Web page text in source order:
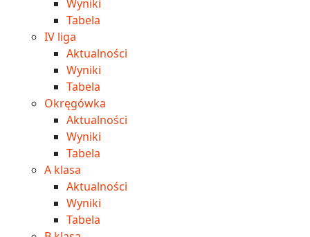
Wyniki
Tabela
IV liga
Aktualności
Wyniki
Tabela
Okręgówka
Aktualności
Wyniki
Tabela
A klasa
Aktualności
Wyniki
Tabela